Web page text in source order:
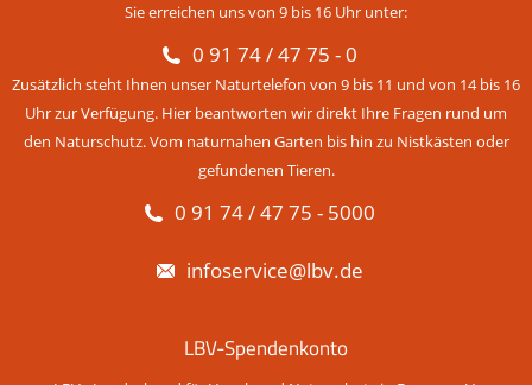
Sie erreichen uns von 9 bis 16 Uhr unter:
0 91 74 / 47 75 - 0
Zusätzlich steht Ihnen unser Naturtelefon von 9 bis 11 und von 14 bis 16
Uhr zur Verfügung. Hier beantworten wir direkt Ihre Fragen rund um
den Naturschutz. Vom naturnahen Garten bis hin zu Nistkästen oder
gefundenen Tieren.
0 91 74 / 47 75 - 5000
infoservice@lbv.de
LBV-Spendenkonto